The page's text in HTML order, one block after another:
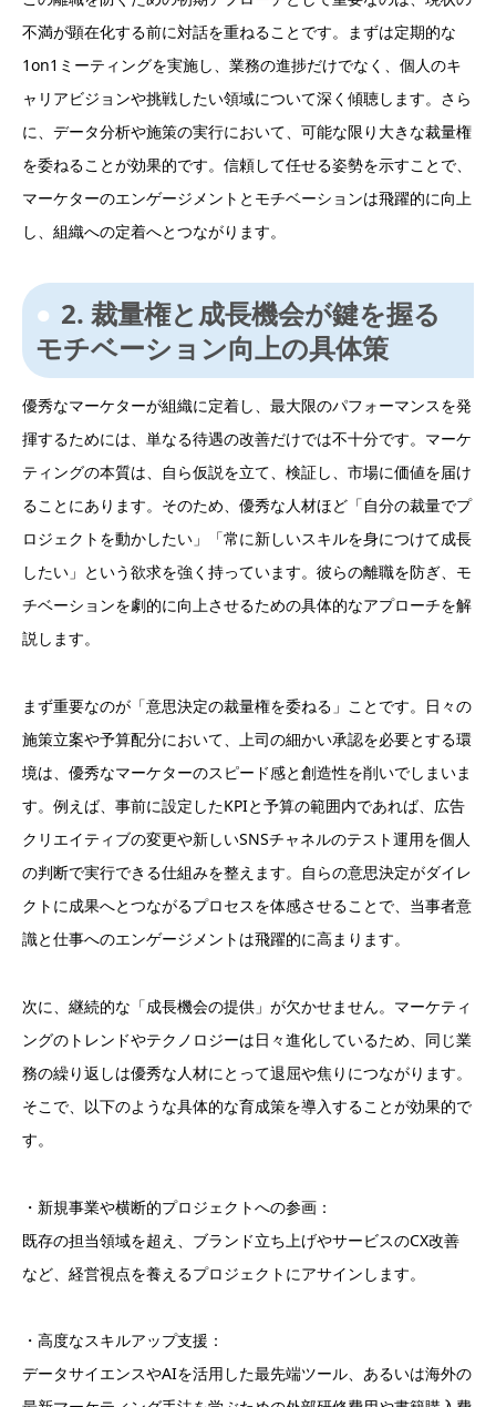
不満が顕在化する前に対話を重ねることです。まずは定期的な
1on1ミーティングを実施し、業務の進捗だけでなく、個人のキ
ャリアビジョンや挑戦したい領域について深く傾聴します。さら
に、データ分析や施策の実行において、可能な限り大きな裁量権
を委ねることが効果的です。信頼して任せる姿勢を示すことで、
マーケターのエンゲージメントとモチベーションは飛躍的に向上
し、組織への定着へとつながります。
2. 裁量権と成長機会が鍵を握る
モチベーション向上の具体策
優秀なマーケターが組織に定着し、最大限のパフォーマンスを発
揮するためには、単なる待遇の改善だけでは不十分です。マーケ
ティングの本質は、自ら仮説を立て、検証し、市場に価値を届け
ることにあります。そのため、優秀な人材ほど「自分の裁量でプ
ロジェクトを動かしたい」「常に新しいスキルを身につけて成長
したい」という欲求を強く持っています。彼らの離職を防ぎ、モ
チベーションを劇的に向上させるための具体的なアプローチを解
説します。
まず重要なのが「意思決定の裁量権を委ねる」ことです。日々の
施策立案や予算配分において、上司の細かい承認を必要とする環
境は、優秀なマーケターのスピード感と創造性を削いでしまいま
す。例えば、事前に設定したKPIと予算の範囲内であれば、広告
クリエイティブの変更や新しいSNSチャネルのテスト運用を個人
の判断で実行できる仕組みを整えます。自らの意思決定がダイレ
クトに成果へとつながるプロセスを体感させることで、当事者意
識と仕事へのエンゲージメントは飛躍的に高まります。
次に、継続的な「成長機会の提供」が欠かせません。マーケティ
ングのトレンドやテクノロジーは日々進化しているため、同じ業
務の繰り返しは優秀な人材にとって退屈や焦りにつながります。
そこで、以下のような具体的な育成策を導入することが効果的で
す。
・新規事業や横断的プロジェクトへの参画：
既存の担当領域を超え、ブランド立ち上げやサービスのCX改善
など、経営視点を養えるプロジェクトにアサインします。
・高度なスキルアップ支援：
データサイエンスやAIを活用した最先端ツール、あるいは海外の